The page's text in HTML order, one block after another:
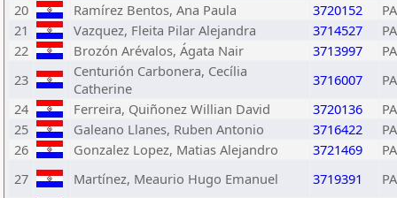
20
Ramírez Bentos, Ana Paula 3720152
21
Vazquez, Fleita Pilar Alejandra 3714527
22
Brozón Arévalos, Ágata Nair 3713997
23
Centurión Carbonera, Cecília
Catherine
3716007
24
Ferreira, Quiñonez Willian David 3720136
25
Galeano Llanes, Ruben Antonio 3716422
26
Gonzalez Lopez, Matias Alejandro 3721469
27
Martínez, Meaurio Hugo Emanuel 3719391